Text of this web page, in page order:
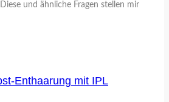
und ähnliche Fragen stellen mir
Enthaarung mit IPL